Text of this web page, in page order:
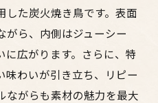
した炭火焼き鳥です。表面
がら、内側はジューシー
広がります。さらに、特
味わいが引き立ち、リピー
ながらも素材の魅力を最大